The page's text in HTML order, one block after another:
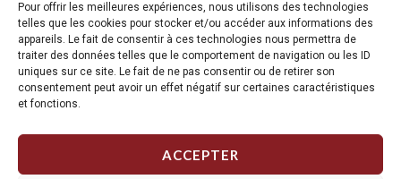
Pour offrir les meilleures expériences, nous utilisons des technologies
telles que les cookies pour stocker et/ou accéder aux informations des
appareils. Le fait de consentir à ces technologies nous permettra de
traiter des données telles que le comportement de navigation ou les ID
uniques sur ce site. Le fait de ne pas consentir ou de retirer son
consentement peut avoir un effet négatif sur certaines caractéristiques
et fonctions.
ACCEPTER
La RC n'est pas notre seule passion, venez visiter notre shop
de motos